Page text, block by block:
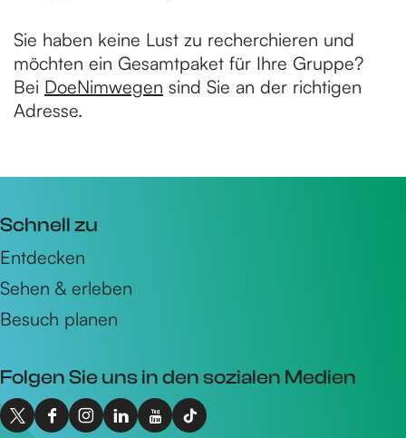
Sie haben keine Lust zu recherchieren und
möchten ein Gesamtpaket für Ihre Gruppe?
Bei DoeNimwegen sind Sie an der richtigen
Adresse.
Schnell zu
Entdecken
Sehen & erleben
Besuch planen
Folgen Sie uns in den sozialen Medien
X
F
I
L
Y
T